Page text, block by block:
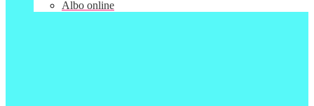
Albo online